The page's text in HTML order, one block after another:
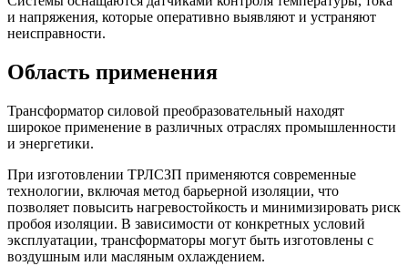
и напряжения, которые оперативно выявляют и устраняют
неисправности.
Область применения
Трансформатор силовой преобразовательный находят
широкое применение в различных отраслях промышленности
и энергетики.
При изготовлении ТРЛСЗП применяются современные
технологии, включая метод барьерной изоляции, что
позволяет повысить нагревостойкость и минимизировать риск
пробоя изоляции. В зависимости от конкретных условий
эксплуатации, трансформаторы могут быть изготовлены с
воздушным или масляным охлаждением.